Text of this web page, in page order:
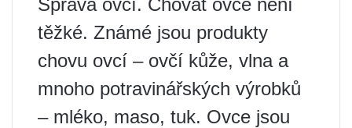
těžké. Známé jsou produkty
chovu ovcí – ovčí kůže, vlna a
mnoho potravinářských výrobků
– mléko, maso, tuk. Ovce jsou